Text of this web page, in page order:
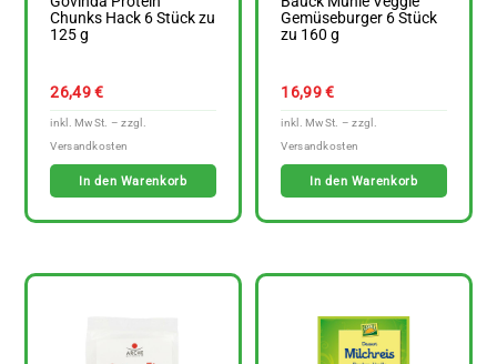
Chunks Hack 6 Stück zu
125 g
26,49€
In den Warenkorb
Gemüseburger 6 Stück
zu 160 g
16,99€
In den Warenkorb